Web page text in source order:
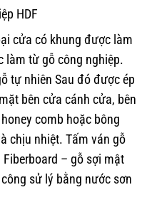
HDF
cửa có khung được làm
làm từ gỗ công nghiệp.
tự nhiên Sau đó được ép
bên cửa cánh cửa, bên
comb hoặc bông
chịu nhiệt. Tấm ván gỗ
Fiberboard – gỗ sợi mật
sử lý bằng nước sơn